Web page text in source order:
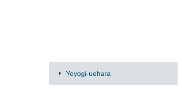
Yoyogi-uehara